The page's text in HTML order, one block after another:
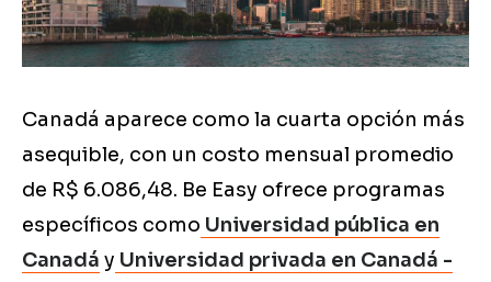
Canadá aparece como la cuarta opción más
asequible, con un costo mensual promedio
de R$ 6.086,48. Be Easy ofrece programas
específicos como Universidad pública en
Canadá y Universidad privada en Canadá -